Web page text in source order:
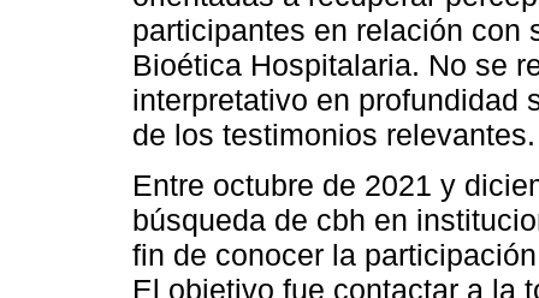
participantes en relación con
Bioética Hospitalaria. No se
interpretativo en profundidad
de los testimonios relevantes.
Entre octubre de 2021 y
búsqueda de cbh en
fin de conocer la
El objetivo fue contactar a la